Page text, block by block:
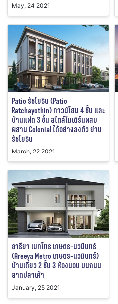
May, 24 2021
Patio รัชโยธิน (Patio
Ratchayothin) ทาวน์โฮม 4 ชั้น และ
บ้านแฝด 3 ชั้น สไตล์โมเดิร์นผสม
ผสาน Colonial ได้อย่างลงตัว ย่าน
รัชโยธิน
March, 22 2021
อารียา เมทโทร เกษตร-นวมินทร์
(Areeya Metro เกษตร-นวมินทร์)
บ้านเดี่ยว 2 ชั้น 3 ห้องนอน บนถนน
ลาดปลาเค้า
January, 25 2021